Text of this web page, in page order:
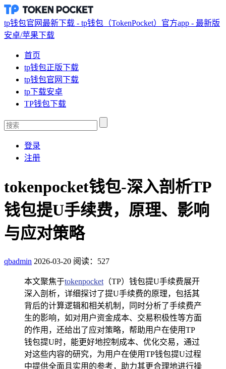
tp钱包官网最新下载 - tp钱包（TokenPocket）官方app - 最新版
安卓/苹果下载
首页
tp钱包正版下载
tp钱包官网下载
tp下载安卓
TP钱包下载
登录
注册
tokenpocket钱包-深入剖析TP
钱包提U手续费，原理、影响
与应对策略
qbadmin 2026-03-20 阅读：527
本文聚焦于tokenpocket （TP）钱包提U手续费展开
深入剖析，详细探讨了提U手续费的原理，包括其
背后的计算逻辑和相关机制，同时分析了手续费产
生的影响，如对用户资金成本、交易积极性等方面
的作用，还给出了应对策略，帮助用户在使用TP
钱包提U时，能更好地控制成本、优化交易，通过
对这些内容的研究，为用户在使用TP钱包提U过程
中提供全面且实用的参考，助力其更合理地进行操